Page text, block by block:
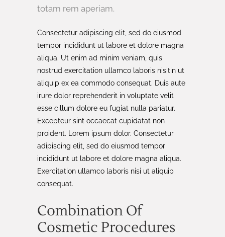
totam rem aperiam.
Consectetur adipiscing elit, sed do eiusmod
tempor incididunt ut labore et dolore magna
aliqua. Ut enim ad minim veniam, quis
nostrud exercitation ullamco laboris nisitin ut
aliquip ex ea commodo consequat. Duis aute
irure dolor reprehenderit in voluptate velit
esse cillum dolore eu fugiat nulla pariatur.
Excepteur sint occaecat cupidatat non
proident. Lorem ipsum dolor. Consectetur
adipiscing elit, sed do eiusmod tempor
incididunt ut labore et dolore magna aliqua.
Exercitation ullamco laboris nisi ut aliquip
consequat.
Combination Of
Cosmetic Procedures